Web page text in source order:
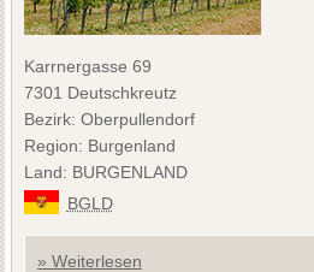
Karrnergasse 69
7301 Deutschkreutz
Bezirk: Oberpullendorf
Region: Burgenland
Land: BURGENLAND
BGLD
» Weiterlesen